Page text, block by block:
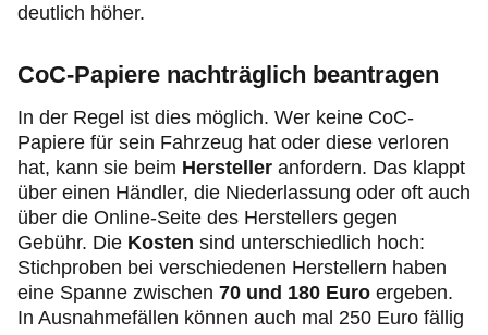
deutlich höher.
CoC-Papiere nachträglich beantragen
In der Regel ist dies möglich. Wer keine CoC-
Papiere für sein Fahrzeug hat oder diese verloren
hat, kann sie beim Hersteller anfordern. Das klappt
über einen Händler, die Niederlassung oder oft auch
über die Online-Seite des Herstellers gegen
Gebühr. Die Kosten sind unterschiedlich hoch:
Stichproben bei verschiedenen Herstellern haben
eine Spanne zwischen 70 und 180 Euro ergeben.
In Ausnahmefällen können auch mal 250 Euro fällig